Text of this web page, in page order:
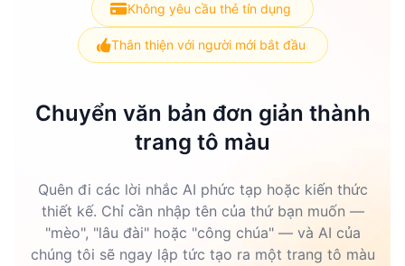
Không yêu cầu thẻ tín dụng
Thân thiện với người mới bắt đầu
Chuyển văn bản đơn giản thành
trang tô màu
Quên đi các lời nhắc AI phức tạp hoặc kiến thức
thiết kế. Chỉ cần nhập tên của thứ bạn muốn —
"mèo", "lâu đài" hoặc "công chúa" — và AI của
chúng tôi sẽ ngay lập tức tạo ra một trang tô màu